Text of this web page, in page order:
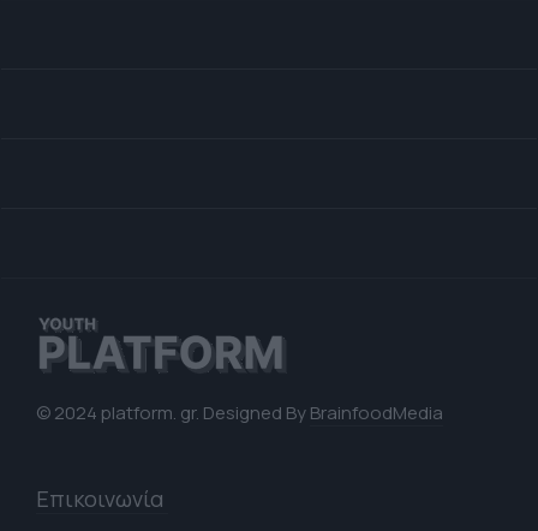
© 2024 platform. gr. Designed ByBrainfoodMedia
Επικοινωνία